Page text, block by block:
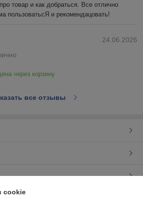
товар и как добраться. Все отлично
пользоватьсЯ и рекомендацовать!
24.06.2026
через корзину
все отзывы
cookie